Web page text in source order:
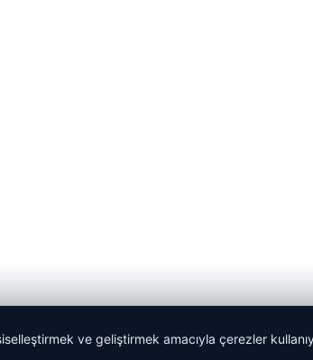
ve geliştirmek amacıyla çerezler